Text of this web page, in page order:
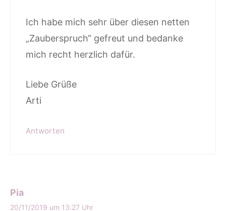
Ich habe mich sehr über diesen netten
„Zauberspruch“ gefreut und bedanke
mich recht herzlich dafür.
Liebe Grüße
Arti
Antworten
Pia
20/11/2019 um 13:27 Uhr